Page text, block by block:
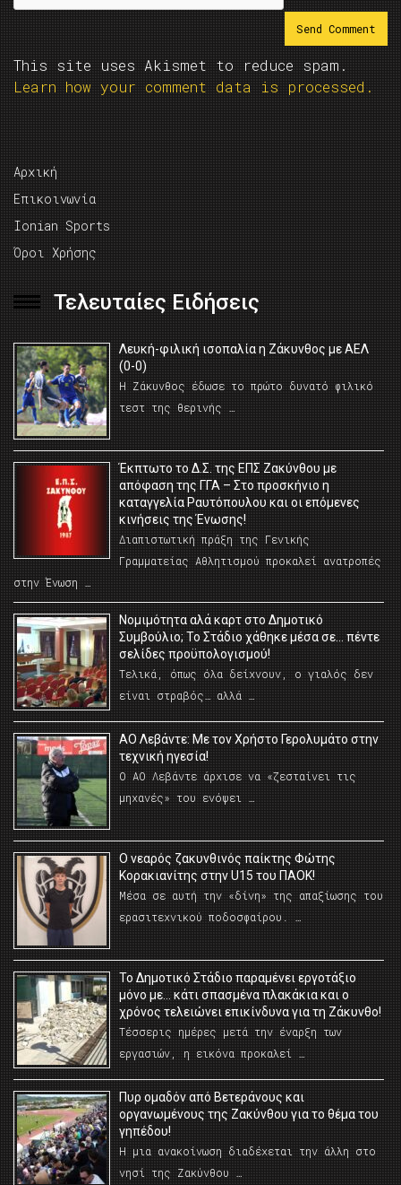
This site uses Akismet to reduce spam.
Learn how your comment data is processed.
Αρχική
Επικοινωνία
Ionian Sports
Όροι Χρήσης
Τελευταίες Ειδήσεις
Λευκή-φιλική ισοπαλία η Ζάκυνθος με ΑΕΛ
(0-0)
Η Ζάκυνθος έδωσε το πρώτο δυνατό φιλικό
τεστ της θερινής …
Έκπτωτο το Δ.Σ. της ΕΠΣ Ζακύνθου με
απόφαση της ΓΓΑ – Στο προσκήνιο η
καταγγελία Ραυτόπουλου και οι επόμενες
κινήσεις της Ένωσης!
Διαπιστωτική πράξη της Γενικής
Γραμματείας Αθλητισμού προκαλεί ανατροπές
στην Ένωση …
Νομιμότητα αλά καρτ στο Δημοτικό
Συμβούλιο; Το Στάδιο χάθηκε μέσα σε… πέντε
σελίδες προϋπολογισμού!
Τελικά, όπως όλα δείχνουν, ο γιαλός δεν
είναι στραβός… αλλά …
ΑΟ Λεβάντε: Με τον Χρήστο Γερολυμάτο στην
τεχνική ηγεσία!
Ο ΑΟ Λεβάντε άρχισε να «ζεσταίνει τις
μηχανές» του ενόψει …
O νεαρός ζακυνθινός παίκτης Φώτης
Κορακιανίτης στην U15 του ΠΑΟΚ!
Μέσα σε αυτή την «δίνη» της απαξίωσης του
ερασιτεχνικού ποδοσφαίρου. …
Το Δημοτικό Στάδιο παραμένει εργοτάξιο
μόνο με… κάτι σπασμένα πλακάκια και ο
χρόνος τελειώνει επικίνδυνα για τη Ζάκυνθο!
Τέσσερις ημέρες μετά την έναρξη των
εργασιών, η εικόνα προκαλεί …
Πυρ ομαδόν από Βετεράνους και
οργανωμένους της Ζακύνθου για το θέμα του
γηπέδου!
Η μια ανακοίνωση διαδέχεται την άλλη στο
νησί της Ζακύνθου …